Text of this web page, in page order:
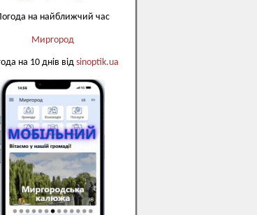
на найближчий час
Миргород
на 10 днів відsinoptik.ua